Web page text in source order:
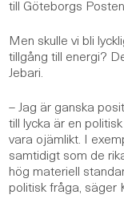
till Göteborgs
Men skulle vi bli
tillgång till energi?
Jebari.
– Jag är ganska
till lycka är en
vara ojämlikt. I
samtidigt som de
hög materiell
politisk fråga, säger